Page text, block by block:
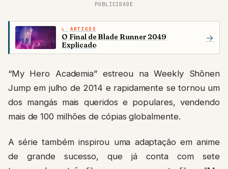
PUBLICIDADE
ARTIGOS
O Final de Blade Runner 2049
Explicado
→
“My Hero Academia” estreou na Weekly Shōnen
Jump em julho de 2014 e rapidamente se tornou um
dos mangás mais queridos e populares, vendendo
mais de 100 milhões de cópias globalmente.
A série também inspirou uma adaptação em anime
de grande sucesso, que já conta com sete